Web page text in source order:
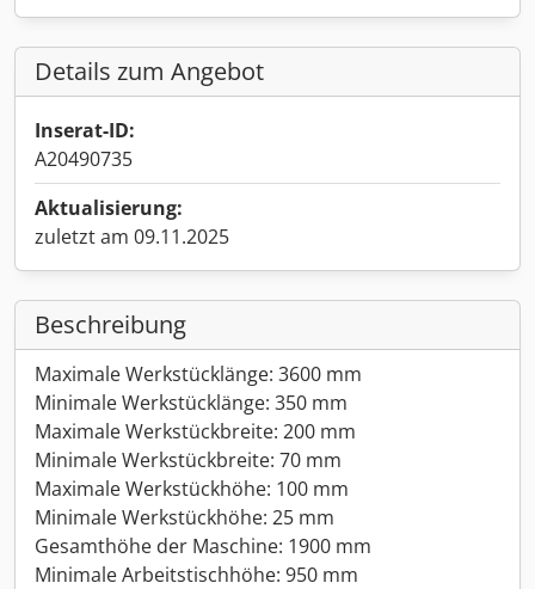
Details zum Angebot
Inserat-ID:
A20490735
Aktualisierung:
zuletzt am 09.11.2025
Beschreibung
Maximale Werkstücklänge: 3600 mm
Minimale Werkstücklänge: 350 mm
Maximale Werkstückbreite: 200 mm
Minimale Werkstückbreite: 70 mm
Maximale Werkstückhöhe: 100 mm
Minimale Werkstückhöhe: 25 mm
Gesamthöhe der Maschine: 1900 mm
Minimale Arbeitstischhöhe: 950 mm